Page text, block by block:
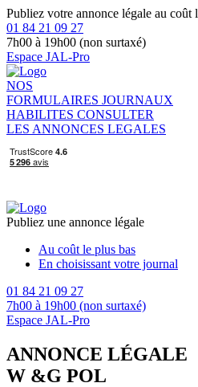
Publiez votre annonce légale au coût
01 84 21 09 27
7h00 à 19h00 (non surtaxé)
Espace JAL-Pro
NOS
FORMULAIRES JOURNAUX
HABILITES CONSULTER
LES ANNONCES LEGALES
Publiez une annonce légale
Au coût le plus bas
En choisissant votre journal
01 84 21 09 27
7h00 à 19h00 (non surtaxé)
Espace JAL-Pro
ANNONCE LÉGALE
W &G POL